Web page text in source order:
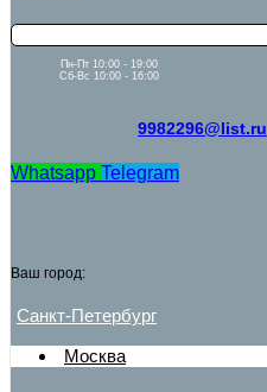
Пн-Пт 10:00 - 19:00
Сб-Вс 10:00 - 16:00
9982296@list.ru
Whatsapp Telegram
Ваш город:
Санкт-Петербург
Москва